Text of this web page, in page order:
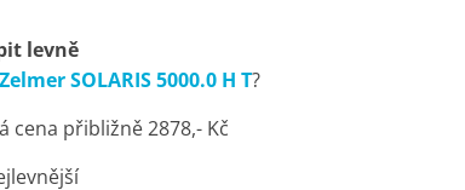
levně
SOLARIS 5000.0 H T?
cena přibližně 2878,- Kč